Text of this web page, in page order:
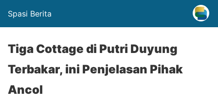
Spasi Berita
Tiga Cottage di Putri Duyung
Terbakar, ini Penjelasan Pihak
Ancol